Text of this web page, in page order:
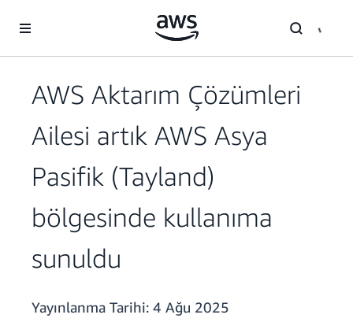
AWS Aktarım Çözümleri
Ailesi artık AWS Asya
Pasifik (Tayland)
bölgesinde kullanıma
sunuldu
Yayınlanma Tarihi: 4 Ağu 2025